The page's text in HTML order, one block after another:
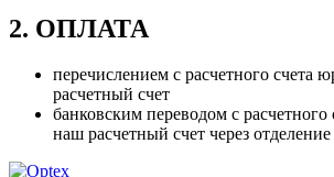
2. ОПЛАТА
перечислением с расчетного счета
расчетный счет
банковским переводом с расчетного
наш расчетный счет через